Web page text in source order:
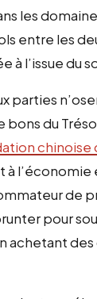
les
entre les
à l’issue du
parties
du
chinoise
à
de
pour
des